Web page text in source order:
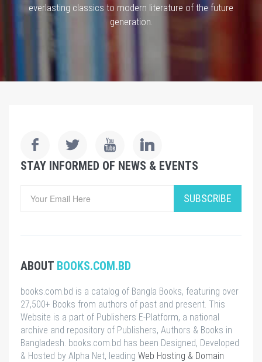
everlasting classics to modern literature of the future
generation.
STAY INFORMED OF NEWS & EVENTS
SUBSCRIBE
ABOUT BOOKS.COM.BD
books.com.bd is a catalog of Bangla Books, featuring over
27,500+ Books from authors of past and present. This
Website is a part of Publishers E-Platform, a national
archive and repository of Publishers, Authors & Books in
Bangladesh. books.com.bd has been Designed, Developed
& Hosted by Alpha Net, leading Web Hosting & Domain